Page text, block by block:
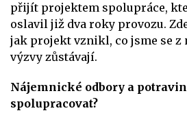
přijít projektem spolupráce,
oslavil již dva roky provozu.
jak projekt vznikl, co jsme se z
výzvy zůstávají.
Nájemnické odbory a
spolupracovat?